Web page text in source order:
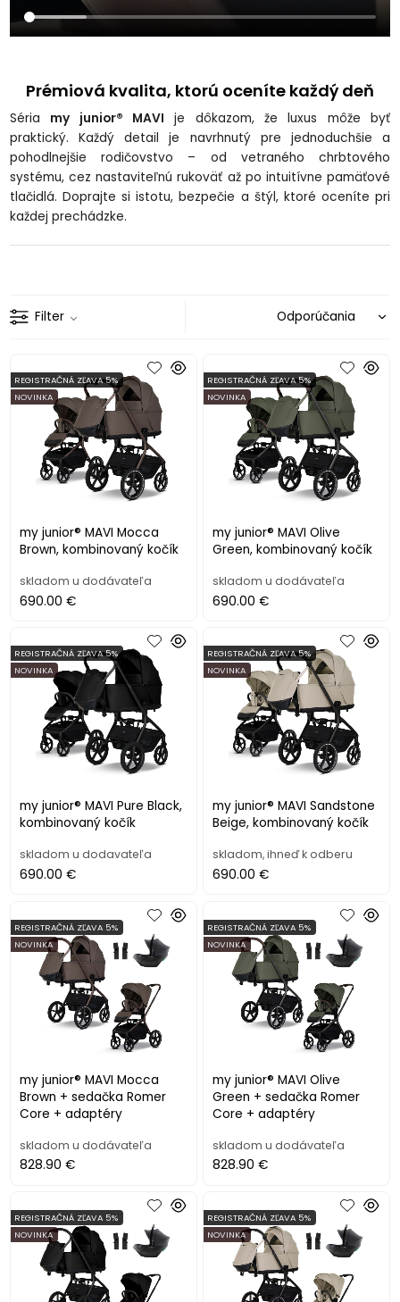
Prémiová kvalita, ktorú oceníte každý deň
Séria my junior® MAVI je dôkazom, že luxus môže byť
praktický. Každý detail je navrhnutý pre jednoduchšie a
pohodlnejšie rodičovstvo – od vetraného chrbtového
systému, cez nastaviteľnú rukoväť až po intuitívne pamäťové
tlačidlá. Doprajte si istotu, bezpečie a štýl, ktoré oceníte pri
každej prechádzke.
Filter
my junior® MAVI Mocca
Brown, kombinovaný kočík
REGISTRAČNÁ ZĽAVA 5%
NOVINKA
skladom u dodávateľa
690.00 €
my junior® MAVI Olive
Green, kombinovaný kočík
REGISTRAČNÁ ZĽAVA 5%
NOVINKA
skladom u dodávateľa
690.00 €
my junior® MAVI Pure Black,
kombinovaný kočík
REGISTRAČNÁ ZĽAVA 5%
NOVINKA
skladom u dodavateľa
690.00 €
my junior® MAVI Sandstone
Beige, kombinovaný kočík
REGISTRAČNÁ ZĽAVA 5%
NOVINKA
skladom, ihneď k odberu
690.00 €
my junior® MAVI Mocca
Brown + sedačka Romer
Core + adaptéry
REGISTRAČNÁ ZĽAVA 5%
NOVINKA
skladom u dodávateľa
828.90 €
my junior® MAVI Olive
Green + sedačka Romer
Core + adaptéry
REGISTRAČNÁ ZĽAVA 5%
NOVINKA
skladom u dodávateľa
828.90 €
REGISTRAČNÁ ZĽAVA 5%
NOVINKA
REGISTRAČNÁ ZĽAVA 5%
NOVINKA